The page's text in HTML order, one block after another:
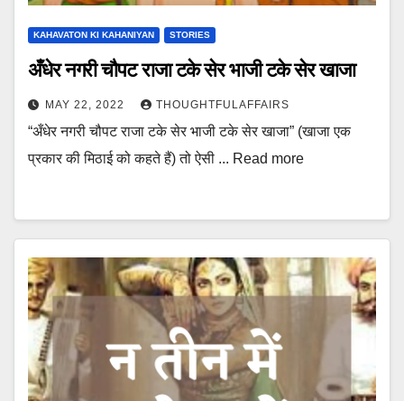
KAHAVATON KI KAHANIYAN STORIES
अँधेर नगरी चौपट राजा टके सेर भाजी टके सेर खाजा
MAY 22, 2022 THOUGHTFULAFFAIRS
“अँधेर नगरी चौपट राजा टके सेर भाजी टके सेर खाजा” (खाजा एक
प्रकार की मिठाई को कहते हैं) तो ऐसी ... Read more